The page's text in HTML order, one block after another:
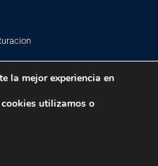
SmartMeeting 2023
IsmaSEO
la mejor experiencia en
cookies utilizamos o